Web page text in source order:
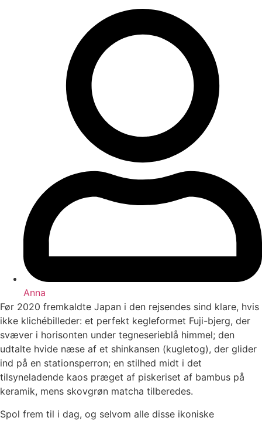
Anna
Før 2020 fremkaldte Japan i den rejsendes sind klare, hvis
ikke klichébilleder: et perfekt kegleformet Fuji-bjerg, der
svæver i horisonten under tegneserieblå himmel; den
udtalte hvide næse af et shinkansen (kugletog), der glider
ind på en stationsperron; en stilhed midt i det
tilsyneladende kaos præget af piskeriset af bambus på
keramik, mens skovgrøn matcha tilberedes.
Spol frem til i dag, og selvom alle disse ikoniske